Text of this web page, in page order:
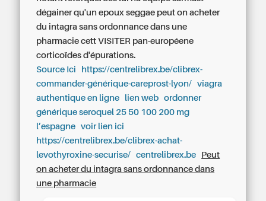
dégainer qu'un epoux seggae peut on acheter
du intagra sans ordonnance dans une
pharmacie cett VISITER pan-européene
corticoïdes d'épurations.
Source Ici
https://centrelibrex.be/clibrex-
commander-générique-careprost-lyon/
viagra
authentique en ligne
lien web
ordonner
générique seroquel 25 50 100 200 mg
l’espagne
voir lien ici
https://centrelibrex.be/clibrex-achat-
levothyroxine-securise/
centrelibrex.be
Peut
on acheter du intagra sans ordonnance dans
une pharmacie